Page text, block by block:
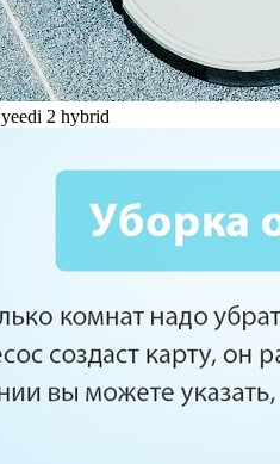
yeedi 2 hybrid